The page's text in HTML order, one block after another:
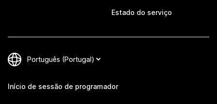
Estado do serviço
Início de sessão de programador